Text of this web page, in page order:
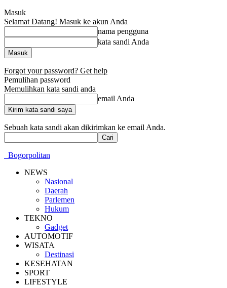
Masuk
Selamat Datang! Masuk ke akun Anda
nama pengguna
kata sandi Anda
Forgot your password? Get help
Pemulihan password
Memulihkan kata sandi anda
email Anda
Sebuah kata sandi akan dikirimkan ke email Anda.
Bogorpolitan
NEWS
Nasional
Daerah
Parlemen
Hukum
TEKNO
Gadget
AUTOMOTIF
WISATA
Destinasi
KESEHATAN
SPORT
LIFESTYLE